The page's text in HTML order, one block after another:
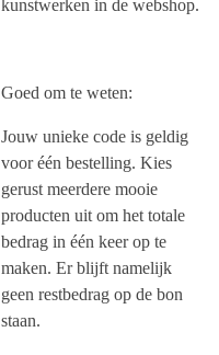
kunstwerken in de webshop.
Goed om te weten:
Jouw unieke code is geldig
voor één bestelling. Kies
gerust meerdere mooie
producten uit om het totale
bedrag in één keer op te
maken. Er blijft namelijk
geen restbedrag op de bon
staan.